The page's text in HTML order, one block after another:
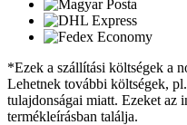
*Ezek a szállítási költségek a
Lehetnek további költségek,
tulajdonságai miatt. Ezeket az
termékleírásban találja.